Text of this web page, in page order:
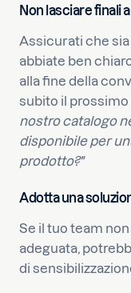
Non lasciare finali
Assicurati che
abbiate ben
alla fine della
subito il
nostro catalogo
disponibile per
prodotto?"
Adotta una
Se il tuo team
adeguata,
di